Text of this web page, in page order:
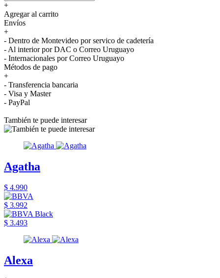
+
Agregar al carrito
Envíos
+
- Dentro de Montevideo por servico de cadetería
- Al interior por DAC o Correo Uruguayo
- Internacionales por Correo Uruguayo
Métodos de pago
+
- Transferencia bancaria
- Visa y Master
- PayPal
También te puede interesar
Agatha
$ 4.990
$ 3.992
$ 3.493
Alexa